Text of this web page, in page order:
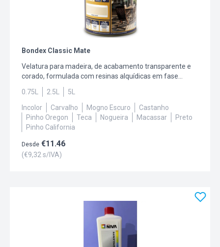
Bondex Classic Mate
Velatura para madeira, de acabamento transparente e
corado, formulada com resinas alquídicas em fase
solvente e agentes imunizadores de superfície. Utilizada
no embelezamento, proteção e conservação de todo o
tipo de madeiras (janelas, portas e outras peças e
revestimentos de madeira, exceto soalhos transitáveis).
Agora com Active Pro, uma fórmula inovadora que
cuida do ambiente. Classic está disponível em acetinado
e mate em cores de madeira e milhares de cores
0.75L 2.5L
5L
Incolor
Carvalho Mogno Escuro
Castanho
Pinho Oregon
Teca Nogueira Macassar
Preto
Pinho California
Desde €11.46
(€9,32 s/IVA)